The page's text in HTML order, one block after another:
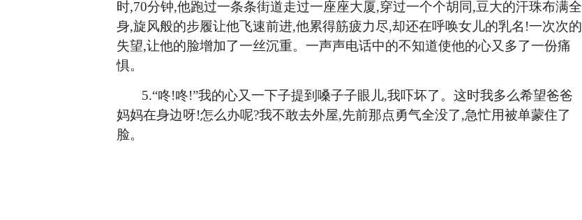
时,70分钟,他跑过一条条街道走过一座座大厦,穿过一个个胡同,豆大的汗珠布满全
身,旋风般的步履让他飞速前进,他累得筋疲力尽,却还在呼唤女儿的乳名!一次次的
失望,让他的脸增加了一丝沉重。一声声电话中的不知道使他的心又多了一份痛
惧。
5.“咚!咚!”我的心又一下子提到嗓子子眼儿,我吓坏了。这时我多么希望爸爸
妈妈在身边呀!怎么办呢?我不敢去外屋,先前那点勇气全没了,急忙用被单蒙住了
脸。